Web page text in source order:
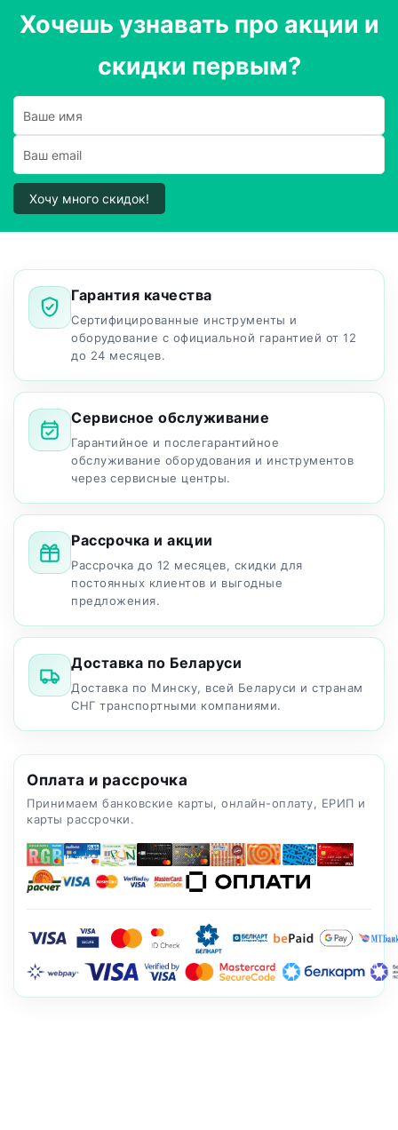
Хочешь узнавать про акции и
скидки первым?
Хочу много скидок!
Гарантия качества
Сертифицированные инструменты и
оборудование с официальной гарантией от 12
до 24 месяцев.
Сервисное обслуживание
Гарантийное и послегарантийное
обслуживание оборудования и инструментов
через сервисные центры.
Рассрочка и акции
Рассрочка до 12 месяцев, скидки для
постоянных клиентов и выгодные
предложения.
Доставка по Беларуси
Доставка по Минску, всей Беларуси и странам
СНГ транспортными компаниями.
Оплата и рассрочка
Принимаем банковские карты, онлайн-оплату, ЕРИП и
карты рассрочки.